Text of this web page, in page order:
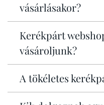
vásárlásakor?
Kerékpárt
vásároljunk?
A tökéletes